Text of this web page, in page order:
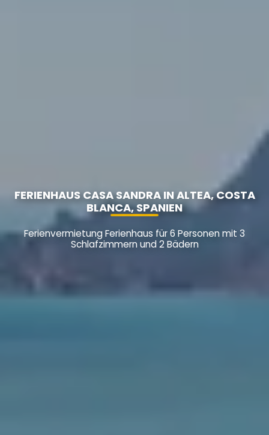
FERIENHAUS CASA SANDRA IN ALTEA, COSTA
BLANCA, SPANIEN
Ferienvermietung Ferienhaus für 6 Personen mit 3
Schlafzimmern und 2 Bädern